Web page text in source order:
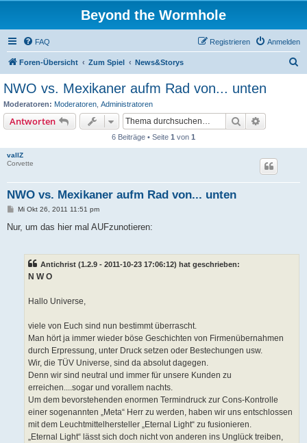
Beyond the Wormhole
FAQ Anmelden
Registrieren
Foren-Übersicht Zum Spiel News&Storys
NWO vs. Mexikaner aufm Rad von... unten
Moderatoren: Moderatoren Administratoren
Antworten Suche
6 Beiträge • Seite 1 von 1
vallZ
Corvette
NWO vs. Mexikaner aufm Rad von... unten
BMi Okt 26, 2011 11:51 pm
Nur, um das hier mal AUFzunotieren:
Antichrist (1.2.9 - 2011-10-23 17:06:12) hat geschrieben:
N W O
Hallo Universe,
viele von Euch sind nun bestimmt überrascht.
Man hört ja immer wieder böse Geschichten von Firmenübernahmen
durch Erpressung, unter Druck setzen oder Bestechungen usw.
Wir, die TÜV Universe, sind da absolut dagegen.
Denn wir sind neutral und immer für unsere Kunden zu
erreichen....sogar und vorallem nachts.
Um dem bevorstehenden enormen Termindruck zur Cons-Kontrolle
einer sogenannten „Meta“ Herr zu werden, haben wir uns entschlossen
mit dem Leuchtmittelhersteller „Eternal Light“ zu fusionieren.
„Eternal Light“ lässt sich doch nicht von anderen ins Unglück treiben,